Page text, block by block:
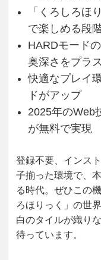
「くろしろほ
で楽しめる段
HARDモード
奥深さをプラス
快適なプレイ
ドがアップ
2025年のWeb
が無料で実現
登録不要、インス
子揃った環境で、
る時代。ぜひこの
ろほりっく」の世
白のタイルが織り
待っています。